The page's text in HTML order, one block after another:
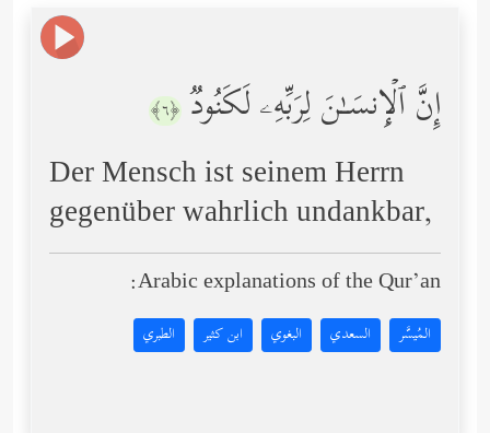
إِنَّ ٱلۡإِنسَـٰنَ لِرَبِّهِۦ لَكَنُودࣱ ﴿٦﴾
Der Mensch ist seinem Herrn
gegenüber wahrlich undankbar,
Arabic explanations of the Qur’an:
المُيسَّر السعدي البغوي ابن كثير الطبري